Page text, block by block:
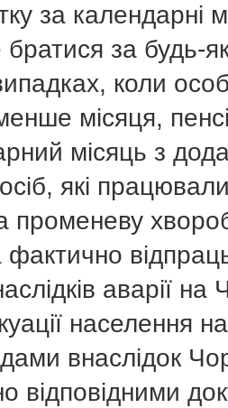
за календарні
за будь-
коли
місяця,
місяць з
які
променеву
фактично
наслідків аварії
населення
внаслідок
відповідними